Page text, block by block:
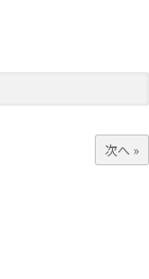
次へ »